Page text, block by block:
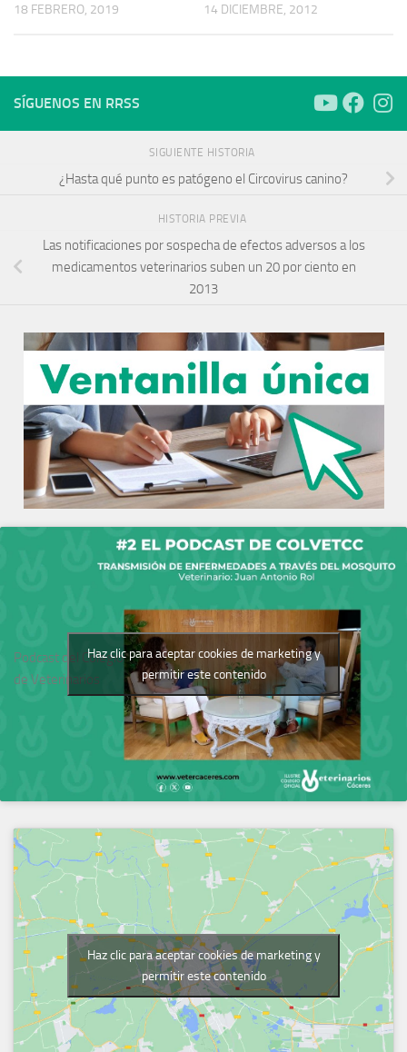
18 FEBRERO, 2019 14 DICIEMBRE, 2012
SÍGUENOS EN RRSS
SIGUIENTE HISTORIA
¿Hasta qué punto es patógeno el Circovirus canino?
HISTORIA PREVIA
Las notificaciones por sospecha de efectos adversos a los
medicamentos veterinarios suben un 20 por ciento en
2013
Podcast del Colegio
de Veterinarios
Haz clic para aceptar cookies de marketing y
permitir este contenido
Haz clic para aceptar cookies de marketing y
permitir este contenido